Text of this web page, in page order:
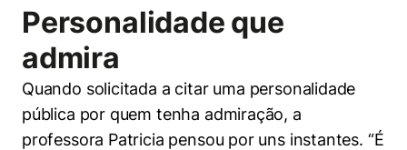
Personalidade que
admira
Quando solicitada a citar uma personalidade
pública por quem tenha admiração, a
professora Patricia pensou por uns instantes. “É